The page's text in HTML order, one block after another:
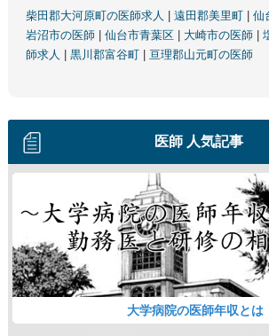
柴田郡大河原町の医師求人
遠田郡美里町 仙
岩沼市の医師
仙台市青葉区 大崎市の医師
師求人
黒川郡富谷町 亘理郡山元町の医師
医師 人気記事
大学病院の医師年収とは